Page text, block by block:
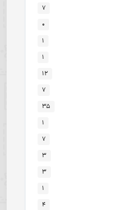
۷
۰
۱
۱
۱۲
۷
۳۵
۱
۷
۳
۳
۱
۴